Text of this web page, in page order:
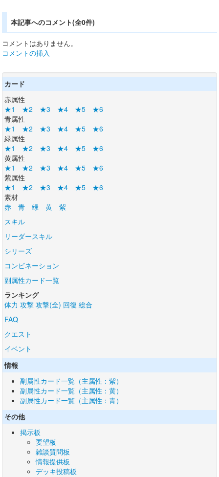
本記事へのコメント(全0件)
コメントはありません。
コメントの挿入
カード
赤属性
★1
★2 ★3 ★4 ★5
★6
青属性
★1
★2 ★3 ★4 ★5
★6
緑属性
★1
★2 ★3 ★4 ★5
★6
黄属性
★1
★2 ★3 ★4 ★5
★6
紫属性
★1
★2 ★3 ★4 ★5
★6
素材
赤
青 緑 黄
紫
スキル
リーダースキル
シリーズ
コンビネーション
副属性カード一覧
ランキング
体力 攻撃 攻撃(全) 回復 総合
FAQ
クエスト
イベント
情報
副属性カード一覧（主属性：紫）
副属性カード一覧（主属性：黄）
副属性カード一覧（主属性：青）
その他
掲示板
要望板
雑談質問板
情報提供板
デッキ投稿板